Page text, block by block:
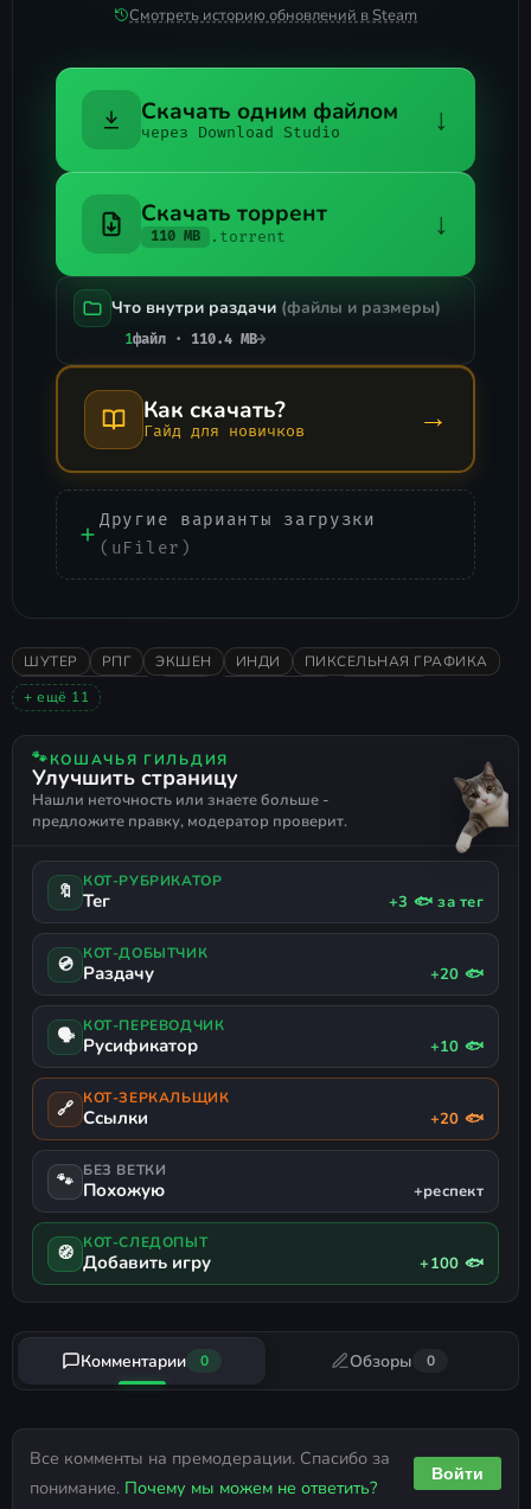
Смотреть историю обновлений в Steam
Скачать одним файлом
через Download Studio ↓
Скачать торрент
110 MB .torrent ↓
Что внутри раздачи (файлы и размеры)
1файл · 110.4 MB→
Как скачать?
Гайд для новичков →
Другие варианты загрузки
(uFiler)
ШУТЕР РПГ ЭКШЕН ИНДИ
ПИКСЕЛЬНАЯ ГРАФИКА
ПРИКЛЮЧЕНИЯ
ЭКШЕН РОГАЛИК
BULLET HELL
SHOOT 'EM UP
TWIN STICK SHOOTER
РУССКИЙ ЯЗЫК
ПОДДЕРЖКА ГЕЙМПАДА
+ ещё 11
🐾КОШАЧЬЯ ГИЛЬДИЯ
Улучшить страницу
Нашли неточность или знаете больше -
предложите правку, модератор проверит.
🔖 КОТ-РУБРИКАТОР
Тег +3 🐟 за тег
💿 КОТ-ДОБЫТЧИК
Раздачу +20 🐟
🗣 КОТ-ПЕРЕВОДЧИК
Русификатор +10 🐟
🔗 КОТ-ЗЕРКАЛЬЩИК
Ссылки +20 🐟
🐾 БЕЗ ВЕТКИ
Похожую +респект
🧭 КОТ-СЛЕДОПЫТ
Добавить игру +100 🐟
Комментарии 0 Обзоры 0
Все комменты на премодерации. Спасибо за
понимание. Почему мы можем не ответить?
Войти